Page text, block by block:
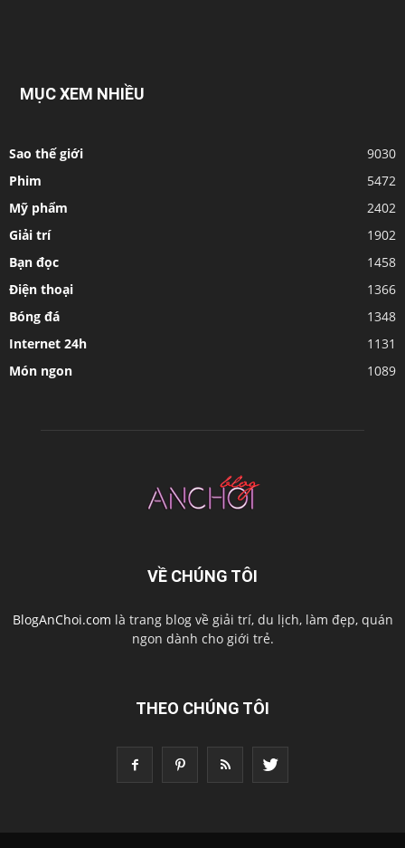
MỤC XEM NHIỀU
Sao thế giới
9030
Phim
5472
Mỹ phẩm
2402
Giải trí
1902
Bạn đọc
1458
Điện thoại
1366
Bóng đá
1348
Internet 24h
1131
Món ngon
1089
VỀ CHÚNG TÔI
BlogAnChoi.com là trang blog về giải trí, du lịch, làm đẹp, quán
ngon dành cho giới trẻ.
THEO CHÚNG TÔI